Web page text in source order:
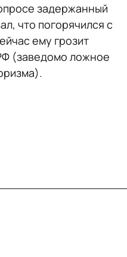
задержанный
что погорячился с
ему грозит
(заведомо ложное